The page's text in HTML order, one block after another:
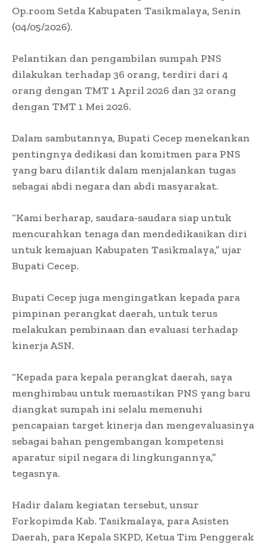
Op.room Setda Kabupaten Tasikmalaya, Senin
(04/05/2026).
Pelantikan dan pengambilan sumpah PNS
dilakukan terhadap 36 orang, terdiri dari 4
orang dengan TMT 1 April 2026 dan 32 orang
dengan TMT 1 Mei 2026.
Dalam sambutannya, Bupati Cecep menekankan
pentingnya dedikasi dan komitmen para PNS
yang baru dilantik dalam menjalankan tugas
sebagai abdi negara dan abdi masyarakat.
“Kami berharap, saudara-saudara siap untuk
mencurahkan tenaga dan mendedikasikan diri
untuk kemajuan Kabupaten Tasikmalaya,” ujar
Bupati Cecep.
Bupati Cecep juga mengingatkan kepada para
pimpinan perangkat daerah, untuk terus
melakukan pembinaan dan evaluasi terhadap
kinerja ASN.
“Kepada para kepala perangkat daerah, saya
menghimbau untuk memastikan PNS yang baru
diangkat sumpah ini selalu memenuhi
pencapaian target kinerja dan mengevaluasinya
sebagai bahan pengembangan kompetensi
aparatur sipil negara di lingkungannya,”
tegasnya.
Hadir dalam kegiatan tersebut, unsur
Forkopimda Kab. Tasikmalaya, para Asisten
Daerah, para Kepala SKPD, Ketua Tim Penggerak